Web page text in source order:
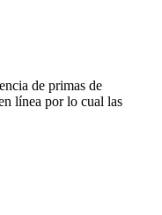
de primas de
línea por lo cual las